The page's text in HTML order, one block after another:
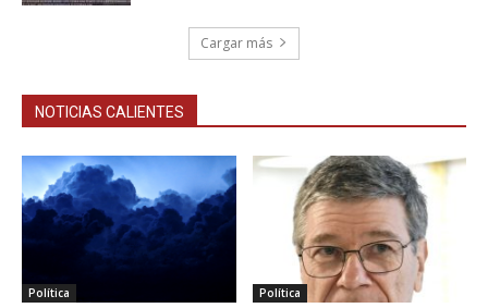
Cargar más
NOTICIAS CALIENTES
Política Política